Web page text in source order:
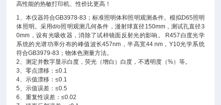
高性能的热敏打印机、性价比更高！
1、本仪器符合GB3978-83；标准照明体和照明观测条件。模拟D65照明
体照明。采用d/o照明观测几何条件，漫射球直径150mm，测试孔直径3
0mm，设有光吸收器，消除了试样镜面反射光的影响。 R457白度光学
系统的光谱功率分布的峰值波长457nm，半高宽44 nm，Y10光学系统
符合GB3979-83；物体色测量方法。
2、测定并数字显示白度，荧光（增白）白度，不透明度（%）等。
3、零点漂移：≤0.1
4、示值漂移：≤0.1
5、示值误差：≤0.5
6、重复性误差：≤0.02